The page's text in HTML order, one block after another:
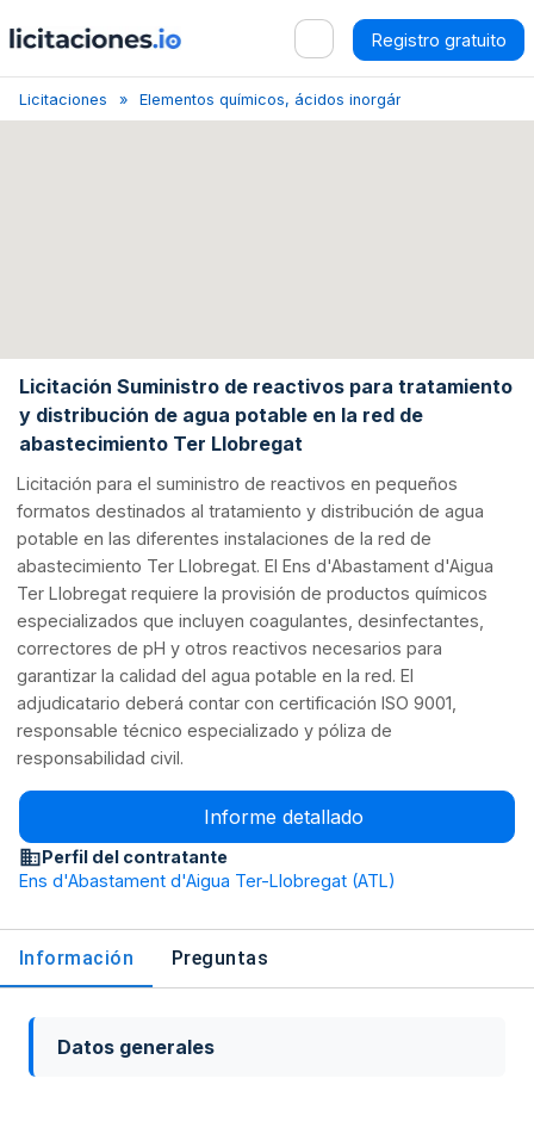
Registro gratuito
Licitaciones Elementos químicos, ácidos inorgánicos y sus
Licitación Suministro de reactivos para tratamiento
y distribución de agua potable en la red de
abastecimiento Ter Llobregat
Licitación para el suministro de reactivos en pequeños
formatos destinados al tratamiento y distribución de agua
potable en las diferentes instalaciones de la red de
abastecimiento Ter Llobregat. El Ens d'Abastament d'Aigua
Ter Llobregat requiere la provisión de productos químicos
especializados que incluyen coagulantes, desinfectantes,
correctores de pH y otros reactivos necesarios para
garantizar la calidad del agua potable en la red. El
adjudicatario deberá contar con certificación ISO 9001,
responsable técnico especializado y póliza de
responsabilidad civil.
Informe detallado
Perfil del contratante
Ens d'Abastament d'Aigua Ter-Llobregat (ATL)
Información Preguntas
Datos generales